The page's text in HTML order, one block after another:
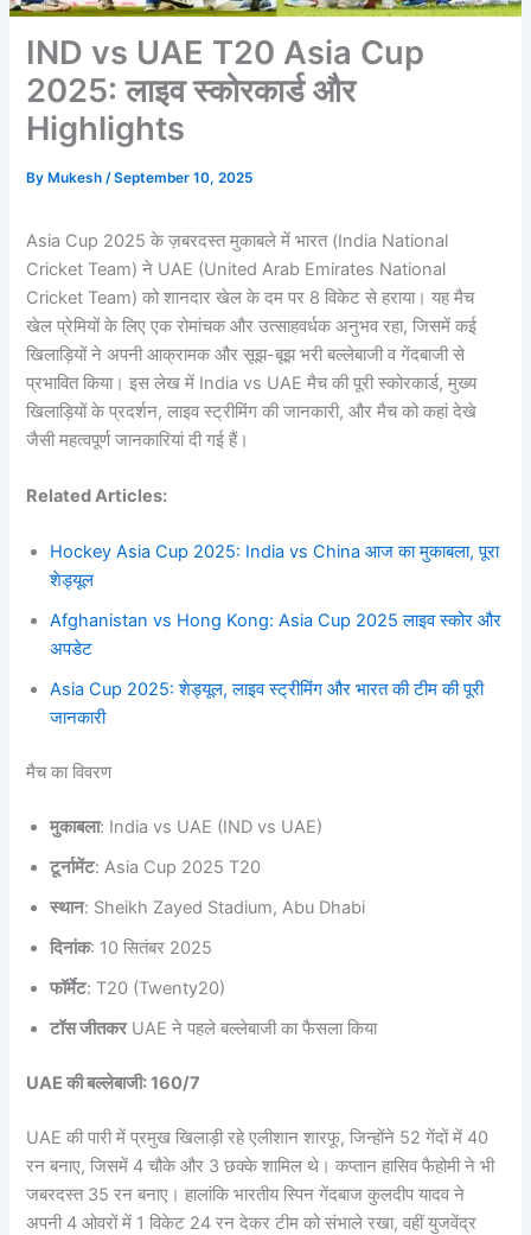
IND vs UAE T20 Asia Cup
2025: लाइव स्कोरकार्ड और
Highlights
By Mukesh/September 10, 2025
Asia Cup 2025 के ज़बरदस्त मुकाबले में भारत (India National
Cricket Team) ने UAE (United Arab Emirates National
Cricket Team) को शानदार खेल के दम पर 8 विकेट से हराया। यह मैच
खेल प्रेमियों के लिए एक रोमांचक और उत्साहवर्धक अनुभव रहा, जिसमें कई
खिलाड़ियों ने अपनी आक्रामक और सूझ-बूझ भरी बल्लेबाजी व गेंदबाजी से
प्रभावित किया। इस लेख में India vs UAE मैच की पूरी स्कोरकार्ड, मुख्य
खिलाड़ियों के प्रदर्शन, लाइव स्ट्रीमिंग की जानकारी, और मैच को कहां देखे
जैसी महत्वपूर्ण जानकारियां दी गई हैं।
Related Articles:
Hockey Asia Cup 2025: India vs China आज का मुकाबला, पूरा
शेड्यूल
Afghanistan vs Hong Kong: Asia Cup 2025 लाइव स्कोर और
अपडेट
Asia Cup 2025: शेड्यूल, लाइव स्ट्रीमिंग और भारत की टीम की पूरी
जानकारी
मैच का विवरण
मुकाबला: India vs UAE (IND vs UAE)
टूर्नामेंट: Asia Cup 2025 T20
स्थान: Sheikh Zayed Stadium, Abu Dhabi
दिनांक: 10 सितंबर 2025
फॉर्मेट: T20 (Twenty20)
टॉस जीतकरUAE ने पहले बल्लेबाजी का फैसला किया
UAE की बल्लेबाजी: 160/7
UAE की पारी में प्रमुख खिलाड़ी रहे एलीशान शारफू, जिन्होंने 52 गेंदों में 40
रन बनाए, जिसमें 4 चौके और 3 छक्के शामिल थे। कप्तान हासिव फैहोमी ने भी
जबरदस्त 35 रन बनाए। हालांकि भारतीय स्पिन गेंदबाज कुलदीप यादव ने
अपनी 4 ओवरों में 1 विकेट 24 रन देकर टीम को संभाले रखा, वहीं युजवेंद्र